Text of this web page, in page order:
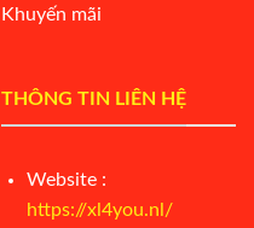
Khuyến mãi
THÔNG TIN LIÊN HỆ
Website :
https://xl4you.nl/